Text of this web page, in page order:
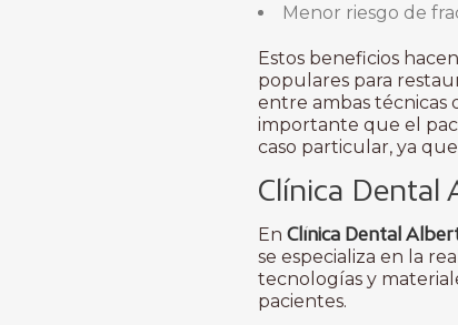
Menor riesgo de
Estos beneficios
populares para
entre ambas técnicas
importante que el
caso particular, ya
Clínica Dental
En Clínica Dental
se especializa en la
tecnologías y
pacientes.